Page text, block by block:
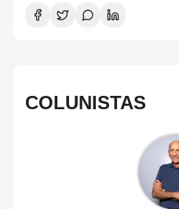
a partir de R$ 25. A pré-venda
em 4 e 5 de agosto, enquanto
COLUNISTAS